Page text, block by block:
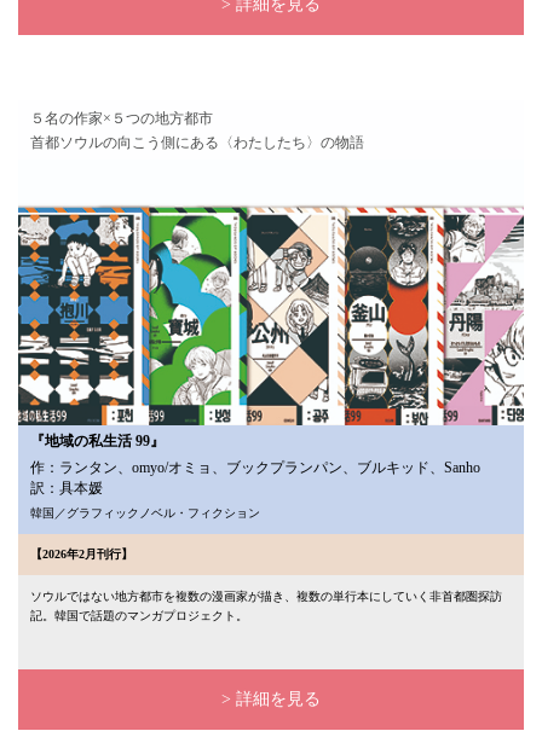
> 詳細を見る
５名の作家×５つの地方都市
首都ソウルの向こう側にある〈わたしたち〉の物語
『地域の私生活 99』
作：ランタン、omyo/オミョ、ブックプランパン、ブルキッド、Sanho
訳：具本媛
韓国／グラフィックノベル・フィクション
【2026年2月刊行】
ソウルではない地方都市を複数の漫画家が描き、複数の単行本にしていく非首都圏探訪
記。韓国で話題のマンガプロジェクト。
> 詳細を見る